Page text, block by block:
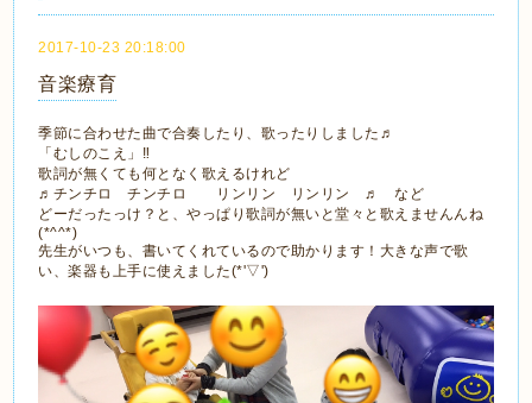
2017-10-23 20:18:00
音楽療育
季節に合わせた曲で合奏したり、歌ったりしました♬
「むしのこえ」‼
歌詞が無くても何となく歌えるけれど
♬チンチロ チンチロ リンリン リンリン ♬ など
どーだったっけ？と、やっぱり歌詞が無いと堂々と歌えませんんね
(*^^*)
先生がいつも、書いてくれているので助かります！大きな声で歌
い、楽器も上手に使えました(*'▽')